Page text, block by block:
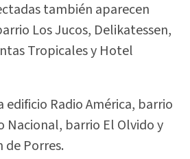
también aparecen
Los Jucos, Delikatessen,
Tropicales y Hotel
Radio América, barrio
Nacional, barrio El Olvido y
de Porres.